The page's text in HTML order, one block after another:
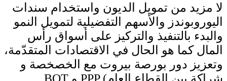
لا مزيد من تمويل الديون واستخدام سندات
اليوروبوندز والأسهم التفضيلية لتمويل النمو
والبدء بالتنفيذ والتركيز على أسواق رأس
المال كما هو الحال في الاقتصادات المتقدّمة،
وتعزيز دور بورصة بيروت مع الخصخصة و
BOT و PPP (شراكة بين القطاع العام